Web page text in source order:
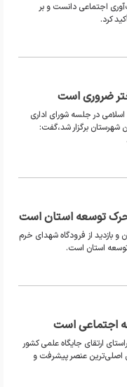
اجتماعی دانست و بر
کرد.
ضروری است
در جلسه شورای اداری
شهرستان برگزار شد،گفت:
توسعه استان است
و بازدید از فرودگاه شهدای خرم
استان است.
اجتماعی است
ارتقای جایگاه علمی کشور
اصلی‌ترین عنصر پیشرفت و